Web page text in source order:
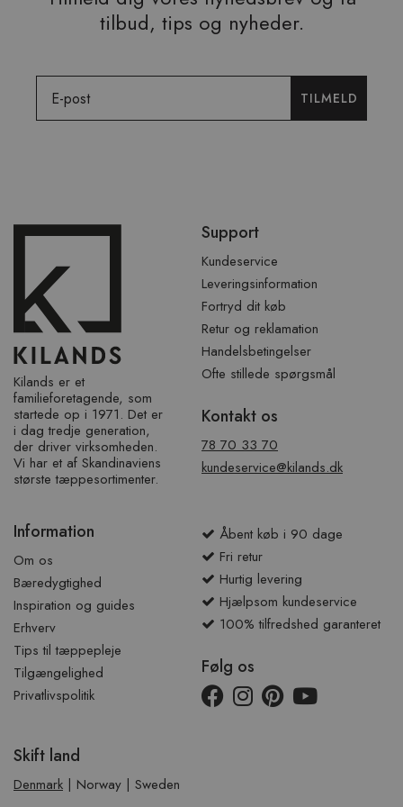
tilbud, tips og nyheder.
TILMELD
over
Kilands er et
familieforetagende, som
startede op i 1971. Det er
i dag tredje generation,
der driver virksomheden.
Vi har et af ​​Skandinaviens
største tæppesortimenter.
Support
Kundeservice
Leveringsinformation
Fortryd dit køb
Retur og reklamation
Handelsbetingelser
Ofte stillede spørgsmål
Kontakt os
78 70 33 70
kundeservice@kilands.dk
Information
Om os
Bæredygtighed
Inspiration og guides
Erhverv
Tips til tæppepleje
Tilgængelighed
Privatlivspolitik
Åbent køb i 90 dage
Fri retur
Hurtig levering
Hjælpsom kundeservice
100% tilfredshed garanteret
Følg os
Skift land
Denmark | Norway | Sweden